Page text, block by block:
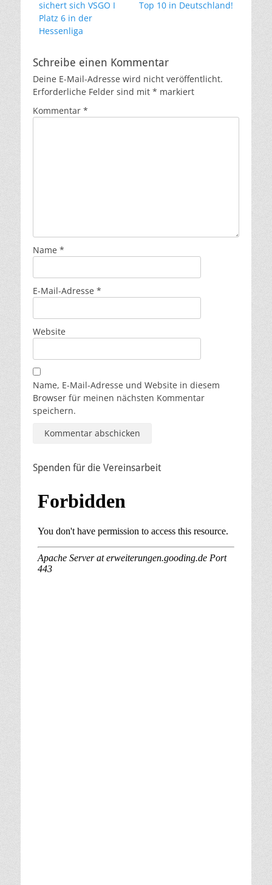
sichert sich VSGO I
Platz 6 in der
Hessenliga
Top 10 in Deutschland!
Schreibe einen Kommentar
Deine E-Mail-Adresse wird nicht veröffentlicht.
Erforderliche Felder sind mit * markiert
Kommentar *
Name *
E-Mail-Adresse *
Website
Name, E-Mail-Adresse und Website in diesem
Browser für meinen nächsten Kommentar
speichern.
Spenden für die Vereinsarbeit